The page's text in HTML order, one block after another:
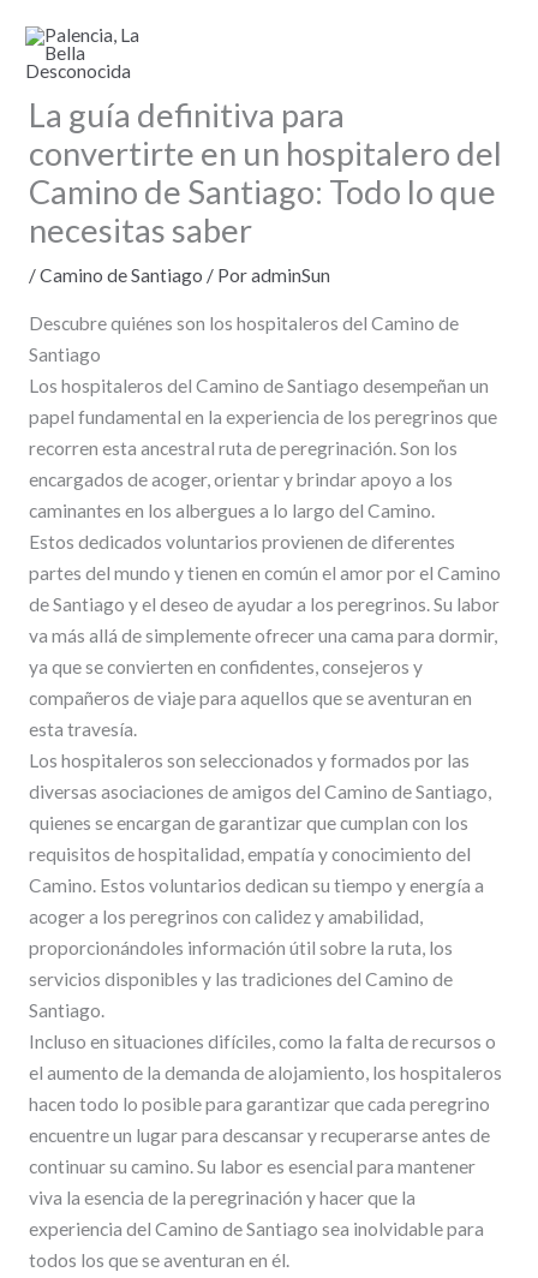
contenido
La guía definitiva para
convertirte en un hospitalero del
Camino de Santiago: Todo lo que
necesitas saber
/Camino de Santiago / PoradminSun
Descubre quiénes son los hospitaleros del Camino de
Santiago
Los hospitaleros del Camino de Santiago desempeñan un
papel fundamental en la experiencia de los peregrinos que
recorren esta ancestral ruta de peregrinación. Son los
encargados de acoger, orientar y brindar apoyo a los
caminantes en los albergues a lo largo del Camino.
Estos dedicados voluntarios provienen de diferentes
partes del mundo y tienen en común el amor por el Camino
de Santiago y el deseo de ayudar a los peregrinos. Su labor
va más allá de simplemente ofrecer una cama para dormir,
ya que se convierten en confidentes, consejeros y
compañeros de viaje para aquellos que se aventuran en
esta travesía.
Los hospitaleros son seleccionados y formados por las
diversas asociaciones de amigos del Camino de Santiago,
quienes se encargan de garantizar que cumplan con los
requisitos de hospitalidad, empatía y conocimiento del
Camino. Estos voluntarios dedican su tiempo y energía a
acoger a los peregrinos con calidez y amabilidad,
proporcionándoles información útil sobre la ruta, los
servicios disponibles y las tradiciones del Camino de
Santiago.
Incluso en situaciones difíciles, como la falta de recursos o
el aumento de la demanda de alojamiento, los hospitaleros
hacen todo lo posible para garantizar que cada peregrino
encuentre un lugar para descansar y recuperarse antes de
continuar su camino. Su labor es esencial para mantener
viva la esencia de la peregrinación y hacer que la
experiencia del Camino de Santiago sea inolvidable para
todos los que se aventuran en él.